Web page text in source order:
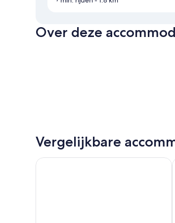
Over deze
Vergelijkbare
Aguas de Ibiza by NCalma Hotels